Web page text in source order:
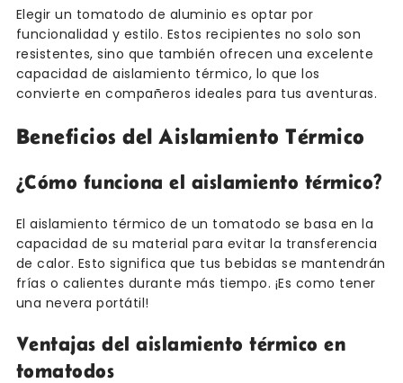
Elegir un tomatodo de aluminio es optar por
funcionalidad y estilo. Estos recipientes no solo son
resistentes, sino que también ofrecen una excelente
capacidad de aislamiento térmico, lo que los
convierte en compañeros ideales para tus aventuras.
Beneficios del Aislamiento Térmico
¿Cómo funciona el aislamiento térmico?
El aislamiento térmico de un tomatodo se basa en la
capacidad de su material para evitar la transferencia
de calor. Esto significa que tus bebidas se mantendrán
frías o calientes durante más tiempo. ¡Es como tener
una nevera portátil!
Ventajas del aislamiento térmico en
tomatodos